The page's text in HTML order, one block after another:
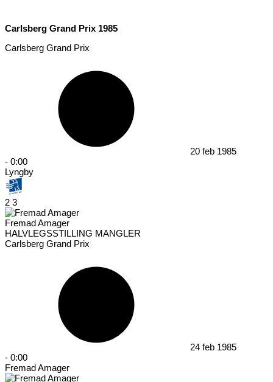
Carlsberg Grand Prix 1985
Carlsberg Grand Prix
20 feb 1985
- 0:00
Lyngby
2 3
Fremad Amager
HALVLEGSSTILLING MANGLER
Carlsberg Grand Prix
24 feb 1985
- 0:00
Fremad Amager